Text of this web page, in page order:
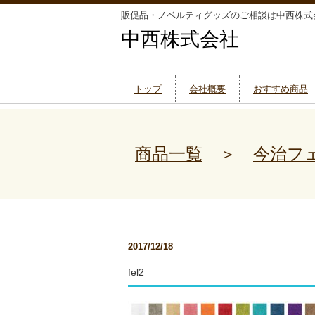
販促品・ノベルティグッズのご相談は中西株
中西株式会社
トップ 会社概要 おすすめ商品
商品一覧 ＞ 今治フ
2017/12/18
fel2